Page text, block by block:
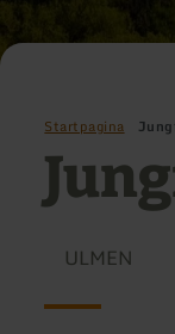
Startpagina
ULMEN